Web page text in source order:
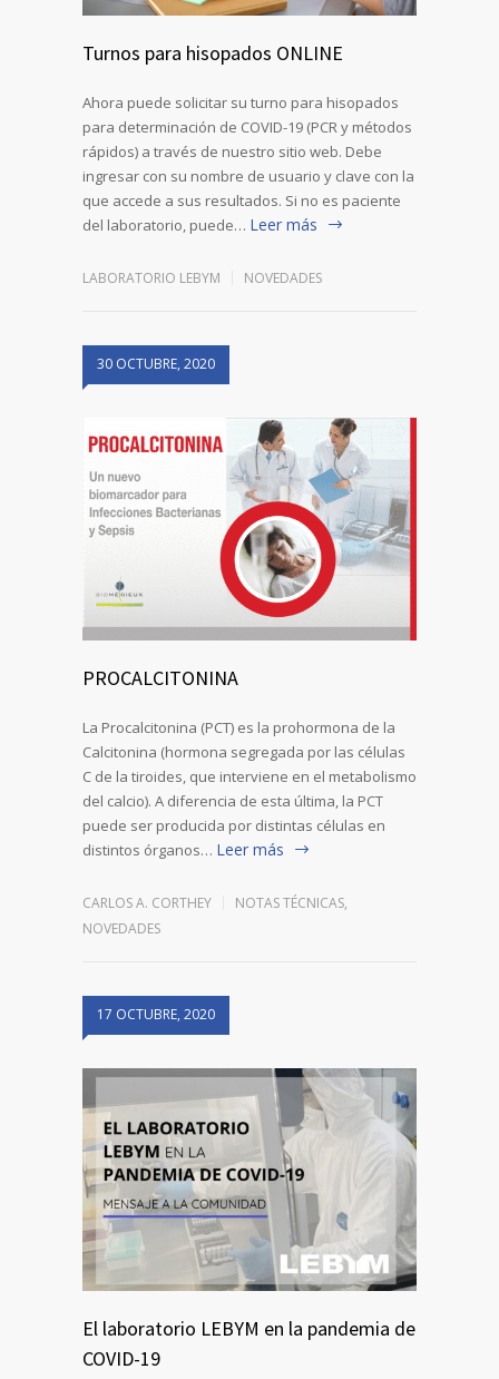
Turnos para hisopados ONLINE
Ahora puede solicitar su turno para hisopados
para determinación de COVID-19 (PCR y métodos
rápidos) a través de nuestro sitio web. Debe
ingresar con su nombre de usuario y clave con la
que accede a sus resultados. Si no es paciente
del laboratorio, puede… Leer más
LABORATORIO LEBYM NOVEDADES
30 OCTUBRE, 2020
PROCALCITONINA
La Procalcitonina (PCT) es la prohormona de la
Calcitonina (hormona segregada por las células
C de la tiroides, que interviene en el metabolismo
del calcio). A diferencia de esta última, la PCT
puede ser producida por distintas células en
distintos órganos… Leer más
CARLOS A. CORTHEY NOTAS TÉCNICAS,
NOVEDADES
17 OCTUBRE, 2020
El laboratorio LEBYM en la pandemia de
COVID-19